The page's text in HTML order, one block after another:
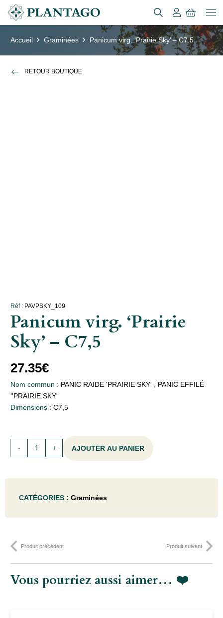
Accueil Graminées Panicum virg. ‘Prairie Sky’ – C7,5
RETOUR BOUTIQUE
Réf : PAVPSKY_109
Panicum virg. ‘Prairie
Sky’ – C7,5
27.35€
Nom commun : PANIC RAIDE 'PRAIRIE SKY' , PANIC EFFILÉ
''PRAIRIE SKY'
Dimensions : C7,5
quantité
virg.
'Prairie
C7,5
AJOUTER AU PANIER
CATÉGORIES : Graminées
Produit précédent Produit suivant
Vous pourriez aussi aimer… ❤️